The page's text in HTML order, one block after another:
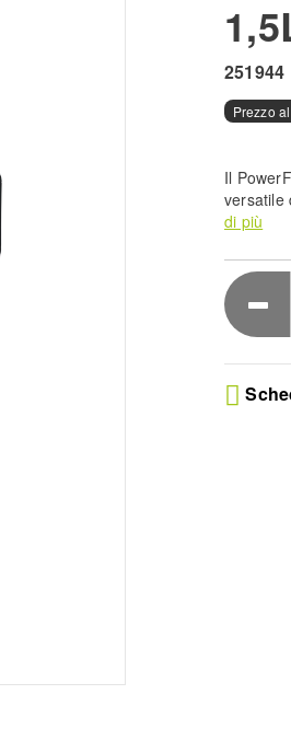
251944
Prezzo
Il
versatile
perfetti
anche
di più